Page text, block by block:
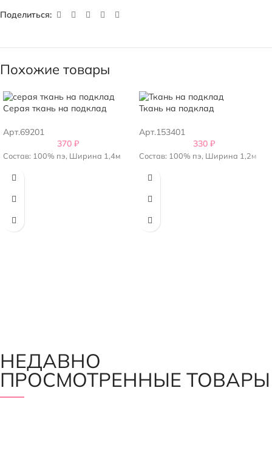
Поделиться:
Похожие товары
Серая ткань на подклад
Арт.69201
370 ₽
Состав: 100% пэ, Ширина 1,4м
Ткань на подклад
Арт.153401
330 ₽
Состав: 100% пэ, Ширина 1,2м
НЕДАВНО
ПРОСМОТРЕННЫЕ ТОВАРЫ